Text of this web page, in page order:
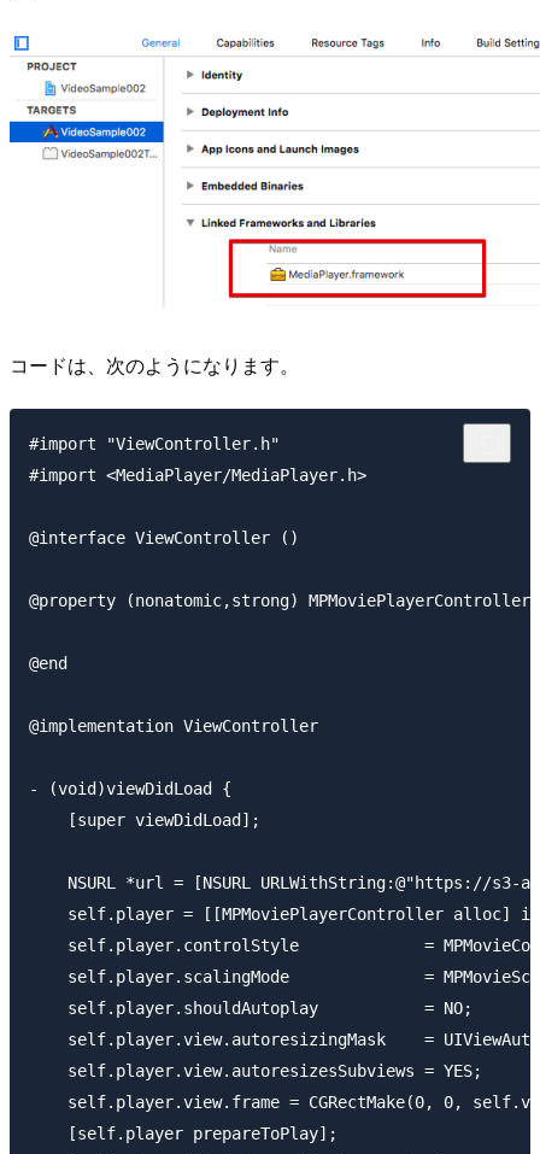
コードは、次のようになります。
#import "ViewController.h"
#import <MediaPlayer/MediaPlayer.h>
@interface ViewController ()
@property (nonatomic,strong)
@end
@implementation ViewController
- (void)viewDidLoad {
    [super viewDidLoad];
NSURL *url = [NSURL URLWithString:@"https://s3-
self.player = [[MPMoviePlayerController alloc]
self.player.controlStyle             =
self.player.scalingMode              =
    self.player.shouldAutoplay           = NO;
self.player.view.autoresizingMask    =
    self.player.view.autoresizesSubviews = YES;
self.player.view.frame = CGRectMake(0, 0,
    [self.player prepareToPlay];